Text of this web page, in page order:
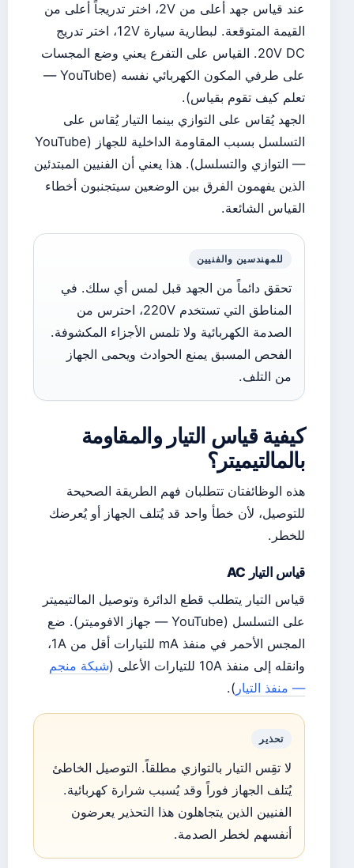
عند قياس جهد أعلى من 2V، اختر تدريجاً أعلى من
القيمة المتوقعة. لبطارية سيارة 12V، اختر تدريج
20V DC. القياس على التفرع يعني وضع المجسات
على طرفي المكون الكهربائي نفسه (YouTube —
تعلم كيف تقوم بقياس).
الجهد يُقاس على التوازي بينما التيار يُقاس على
التسلسل بسبب المقاومة الداخلية للجهاز (YouTube
— التوازي والتسلسل). هذا يعني أن الفنيين المبتدئين
الذين يفهمون الفرق بين الوضعين سيتجنبون أخطاء
القياس الشائعة.
للمهندسين والفنيين
تحقق دائماً من الجهد قبل لمس أي سلك. في
المناطق التي تستخدم 220V، احترس من
الصدمة الكهربائية ولا تلمس الأجزاء المكشوفة.
الفحص المسبق يمنع الحوادث ويحمى الجهاز
من التلف.
كيفية قياس التيار والمقاومة
بالمالتيميتر؟
هذه الوظائفتان تتطلبان فهم الطريقة الصحيحة
للتوصيل، لأن خطأ واحد قد يُتلف الجهاز أو يُعرضك
للخطر.
قياس التيار AC
قياس التيار يتطلب قطع الدائرة وتوصيل المالتيميتر
على التسلسل (YouTube — جهاز الافوميتر). ضع
المجس الأحمر في منفذ mA للتيارات أقل من 1A،
وانقله إلى منفذ 10A للتيارات الأعلى (
شبكة منجم
— منفذ التيار ).
تحذير
لا تقِس التيار بالتوازي مطلقاً. التوصيل الخاطئ
يُتلف الجهاز فوراً وقد يُسبب شرارة كهربائية.
الفنيين الذين يتجاهلون هذا التحذير يعرضون
أنفسهم لخطر الصدمة.